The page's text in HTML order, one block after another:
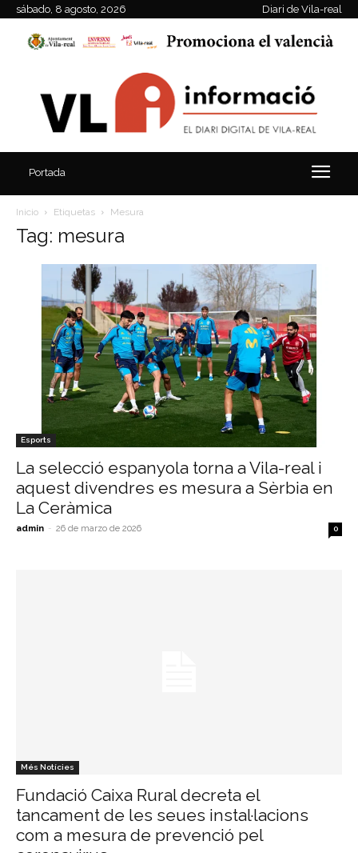
sábado, 8 agosto, 2026 Diari de Vila-real
Portada
Inicio Etiquetas Mesura
Tag: mesura
Esports
La selecció espanyola torna a Vila-real i
aquest divendres es mesura a Sèrbia en
La Ceràmica
admin - 26 de marzo de 2026 0
Més Notícies
Fundació​ Caixa​ Rural decreta el
tancament de les seues instal·lacions
com a mesura de prevenció pel​